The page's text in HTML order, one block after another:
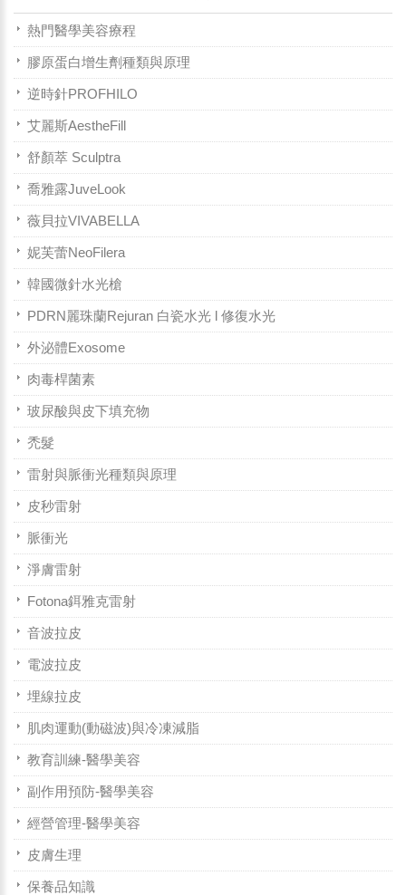
熱門醫學美容療程
膠原蛋白增生劑種類與原理
逆時針PROFHILO
艾麗斯AestheFill
舒顏萃 Sculptra
喬雅露JuveLook
薇貝拉VIVABELLA
妮芙蕾NeoFilera
韓國微針水光槍
PDRN麗珠蘭Rejuran 白瓷水光 l 修復水光
外泌體Exosome
肉毒桿菌素
玻尿酸與皮下填充物
禿髮
雷射與脈衝光種類與原理
皮秒雷射
脈衝光
淨膚雷射
Fotona鉺雅克雷射
音波拉皮
電波拉皮
埋線拉皮
肌肉運動(動磁波)與冷凍減脂
教育訓練-醫學美容
副作用預防-醫學美容
經營管理-醫學美容
皮膚生理
保養品知識